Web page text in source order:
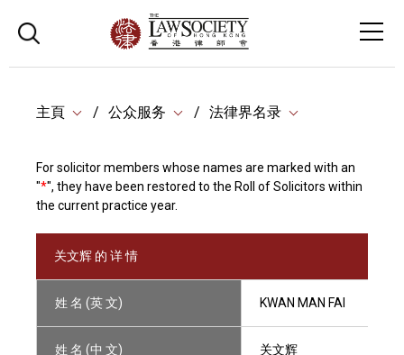
主頁 公众服务 法律界名录
For solicitor members whose names are marked with an
"*", they have been restored to the Roll of Solicitors within
the current practice year.
关文辉 的 详 情
姓 名 (英 文) KWAN MAN FAI
姓 名 (中 文) 关文辉